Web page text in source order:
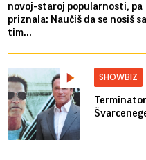
novoj-staroj popularnosti, pa
priznala: Naučiš da se nosiš sa
tim...
SHOWBIZ